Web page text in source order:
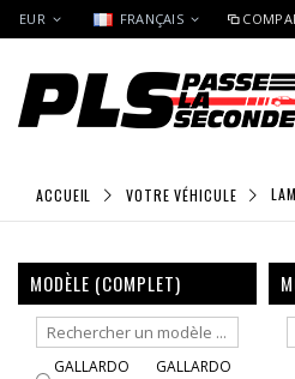
EUR FRANÇAIS
ACCUEIL VOTRE VÉHICULE
MODÈLE (COMPLET)
GALLARDO
GALLARDO